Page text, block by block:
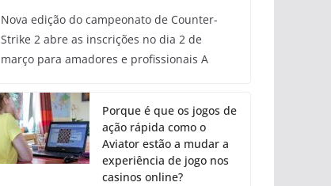
Nova edição do campeonato de Counter-
Strike 2 abre as inscrições no dia 2 de
março para amadores e profissionais A
Porque é que os jogos de
ação rápida como o
Aviator estão a mudar a
experiência de jogo nos
casinos online?